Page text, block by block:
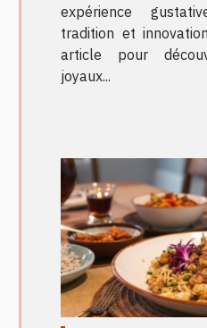
expérience
tradition et
article pour
joyaux...